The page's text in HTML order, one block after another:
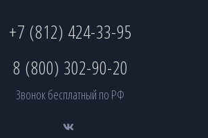
+7 (812) 424-33-95
8 (800) 302-90-20
Звонок бесплатный по РФ